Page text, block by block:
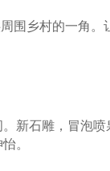
围乡村的一角。
新石雕，冒泡
。